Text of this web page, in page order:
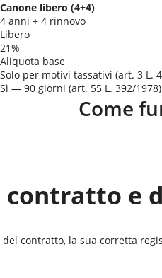
Canone libero (4+4)
4 anni + 4 rinnovo
Libero
21%
Aliquota base
Solo per motivi tassativi (art. 3 L.
Sì — 90 giorni (art. 55 L. 392/1978)
Come
contratto e
del contratto, la sua corretta